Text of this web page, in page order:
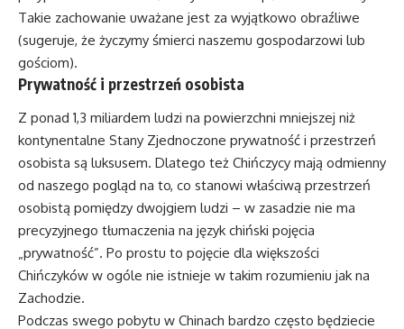
Takie zachowanie uważane jest za wyjątkowo obraźliwe
(sugeruje, że życzymy śmierci naszemu gospodarzowi lub
gościom).
Prywatność i przestrzeń osobista
Z ponad 1,3 miliardem ludzi na powierzchni mniejszej niż
kontynentalne Stany Zjednoczone prywatność i przestrzeń
osobista są luksusem. Dlatego też Chińczycy mają odmienny
od naszego pogląd na to, co stanowi właściwą przestrzeń
osobistą pomiędzy dwojgiem ludzi – w zasadzie nie ma
precyzyjnego tłumaczenia na język chiński pojęcia
„prywatność”. Po prostu to pojęcie dla większości
Chińczyków w ogóle nie istnieje w takim rozumieniu jak na
Zachodzie.
Podczas swego pobytu w Chinach bardzo często będziecie